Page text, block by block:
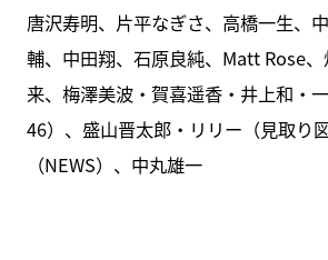
唐沢寿明、片平なぎさ、高橋一生、
輔、中田翔、石原良純、Matt Rose
来、梅澤美波・賀喜遥香・井上和・
46）、盛山晋太郎・リリー（見取り
（NEWS）、中丸雄一